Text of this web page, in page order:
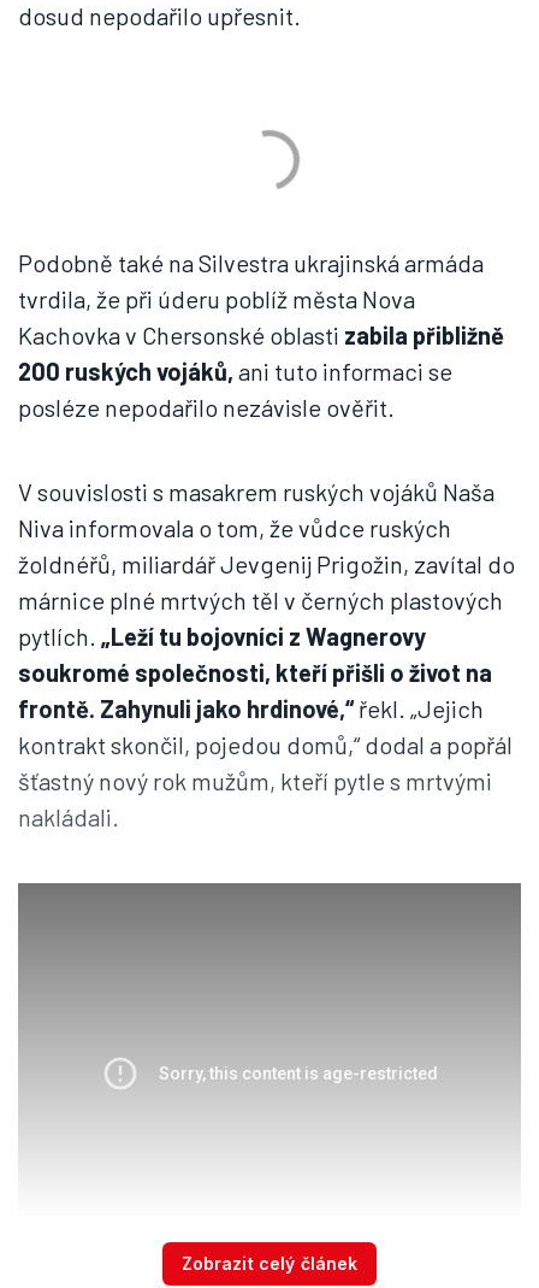
dosud nepodařilo upřesnit.
Podobně také na Silvestra ukrajinská armáda
tvrdila, že při úderu poblíž města Nova
Kachovka v Chersonské oblasti zabila přibližně
200 ruských vojáků, ani tuto informaci se
posléze nepodařilo nezávisle ověřit.
V souvislosti s masakrem ruských vojáků Naša
Niva informovala o tom, že vůdce ruských
žoldnéřů, miliardář Jevgenij Prigožin, zavítal do
márnice plné mrtvých těl v černých plastových
pytlích. „Leží tu bojovníci z Wagnerovy
soukromé společnosti, kteří přišli o život na
frontě. Zahynuli jako hrdinové,“řekl. „Jejich
kontrakt skončil, pojedou domů,“ dodal a popřál
šťastný nový rok mužům, kteří pytle s mrtvými
nakládali.
Zobrazit celý článek